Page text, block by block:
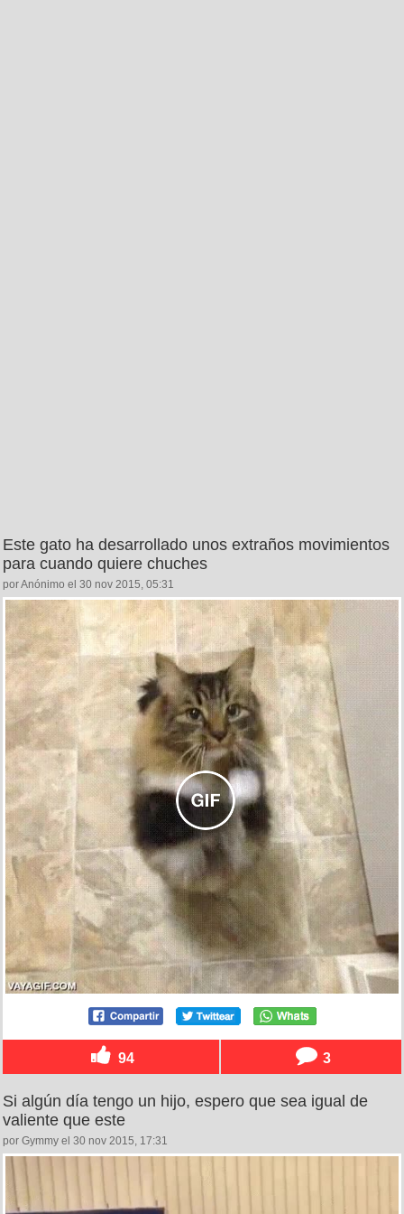
Este gato ha desarrollado unos extraños movimientos
para cuando quiere chuches
por Anónimo el 30 nov 2015, 05:31
94 3
Si algún día tengo un hijo, espero que sea igual de
valiente que este
por Gymmy el 30 nov 2015, 17:31